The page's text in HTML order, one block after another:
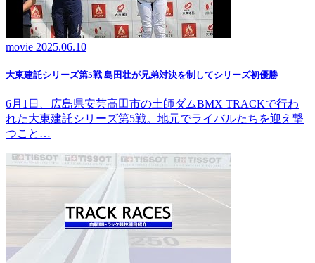
movie 2025.06.10
大東建託シリーズ第5戦 島田壮が兄弟対決を制してシリーズ初優勝
6月1日、広島県安芸高田市の土師ダムBMX TRACKで行わ
れた大東建託シリーズ第5戦。地元でライバルたちを迎え撃
つこと…